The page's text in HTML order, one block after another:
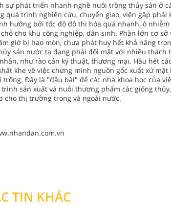
sự phát triển nhanh nghề nuôi trồng thủy sản ở
quá trình nghiên cứu, chuyển giao, viện gặp phải
hưởng bởi tốc độ đô thị hóa quá nhanh, ô
cho khu công nghiệp, dân sinh. Phần lớn cơ
giờ bị hao mòn, chưa phát huy hết khả năng
sản nước ta đang phải đối mặt với nhiều
như rào cản kỹ thuật, thương mại. Hầu hết
khe về việc chứng minh nguồn gốc xuất xứ
trồng. Ðây là "đầu bài" để các nhà khoa học của
sản xuất và nuôi thương phẩm các giống
cho thị trường trong và ngoài nước.
TIN KHÁC